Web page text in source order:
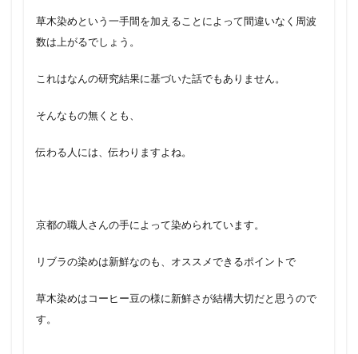
草木染めという一手間を加えることによって間違いなく周波
数は上がるでしょう。
これはなんの研究結果に基づいた話でもありません。
そんなもの無くとも、
伝わる人には、伝わりますよね。
京都の職人さんの手によって染められています。
リブラの染めは新鮮なのも、オススメできるポイントで
草木染めはコーヒー豆の様に新鮮さが結構大切だと思うので
す。